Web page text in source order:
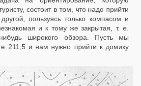
состоит в том, что надо прийти
пользуясь только компасом и
и к тому же закрытая, т. е.
широкого обзора. Пусть мы
211,5 и нам нужно прийти к домику